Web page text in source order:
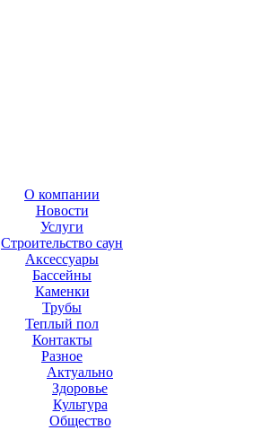
О компании
Новости
Услуги
Строительство саун
Аксесcуары
Бассейны
Каменки
Трубы
Теплый пол
Контакты
Разное
Актуально
Здоровье
Культура
Общество